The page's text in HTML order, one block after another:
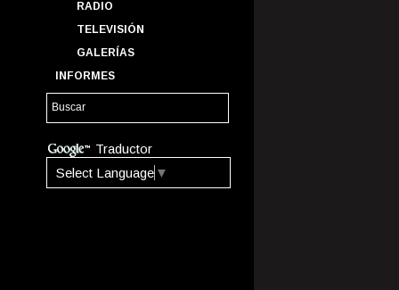
RADIO
TELEVISIÓN
GALERÍAS
INFORMES
Traductor
Select Language ▼